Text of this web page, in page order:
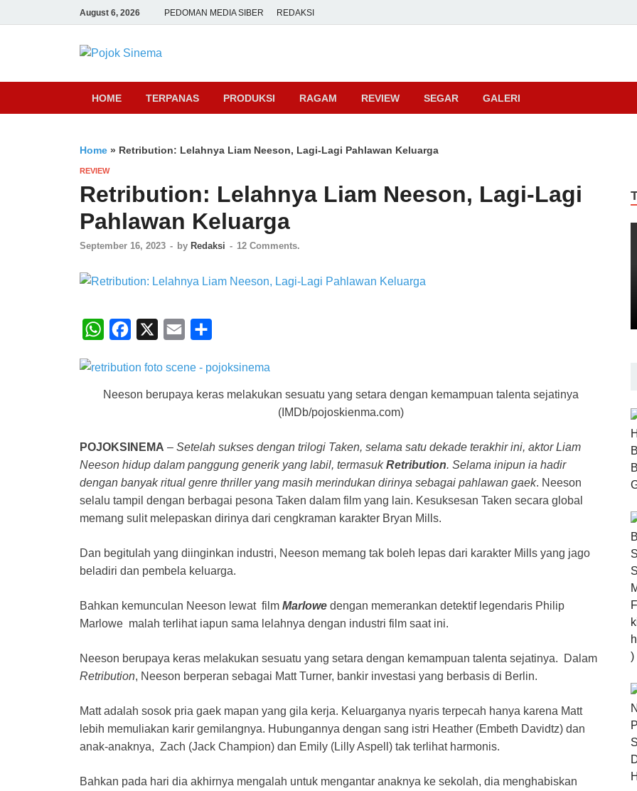
August 6, 2026 PEDOMAN MEDIA SIBER REDAKSI
Pojok Sinema
HOME TERPANAS PRODUKSI RAGAM REVIEW SEGAR GALERI
Home » Retribution: Lelahnya Liam Neeson, Lagi-Lagi Pahlawan Keluarga
REVIEW
Retribution: Lelahnya Liam Neeson, Lagi-Lagi
Pahlawan Keluarga
September 16, 2023 - by Redaksi - 12 Comments.
W
a
t
p
c
e
k
a
i
a
r
Neeson berupaya keras melakukan sesuatu yang setara dengan kemampuan talenta sejatinya
(IMDb/pojoskienma.com)
POJOKSINEMA – Setelah sukses dengan trilogi Taken, selama satu dekade terakhir ini, aktor Liam
Neeson hidup dalam panggung generik yang labil, termasukRetribution. Selama inipun ia hadir
dengan banyak ritual genre thriller yang masih merindukan dirinya sebagai pahlawan gaek. Neeson
selalu tampil dengan berbagai pesona Taken dalam film yang lain. Kesuksesan Taken secara global
memang sulit melepaskan dirinya dari cengkraman karakter Bryan Mills.
Dan begitulah yang diinginkan industri, Neeson memang tak boleh lepas dari karakter Mills yang jago
beladiri dan pembela keluarga.
Bahkan kemunculan Neeson lewat film Marlowe dengan memerankan detektif legendaris Philip
Marlowe malah terlihat iapun sama lelahnya dengan industri film saat ini.
Neeson berupaya keras melakukan sesuatu yang setara dengan kemampuan talenta sejatinya. Dalam
Retribution, Neeson berperan sebagai Matt Turner, bankir investasi yang berbasis di Berlin.
Matt adalah sosok pria gaek mapan yang gila kerja. Keluarganya nyaris terpecah hanya karena Matt
lebih memuliakan karir gemilangnya. Hubungannya dengan sang istri Heather (Embeth Davidtz) dan
anak-anaknya, Zach (Jack Champion) dan Emily (Lilly Aspell) tak terlihat harmonis.
Bahkan pada hari dia akhirnya mengalah untuk mengantar anaknya ke sekolah, dia menghabiskan